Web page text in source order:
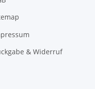
& Widerruf